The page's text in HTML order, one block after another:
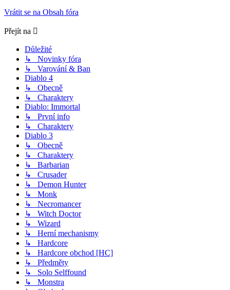
Vrátit se na Obsah fóra
Přejít na
Důležité
↳ Novinky fóra
↳ Varování & Ban
Diablo 4
↳ Obecně
↳ Charaktery
Diablo: Immortal
↳ První info
↳ Charaktery
Diablo 3
↳ Obecně
↳ Charaktery
↳ Barbarian
↳ Crusader
↳ Demon Hunter
↳ Monk
↳ Necromancer
↳ Witch Doctor
↳ Wizard
↳ Herní mechanismy
↳ Hardcore
↳ Hardcore obchod [HC]
↳ Předměty
↳ Solo Selffound
↳ Monstra